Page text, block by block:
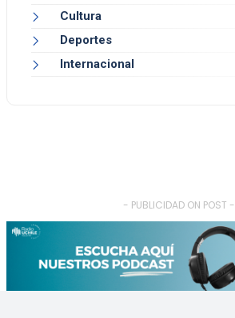
Cultura
Deportes
Internacional
- PUBLICIDAD ON POST -